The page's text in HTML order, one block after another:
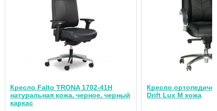
Кресло Falto TRONA 1702-41H
натуральная кожа, черное, черный
каркас
Кресло
Drift Lux M кожа